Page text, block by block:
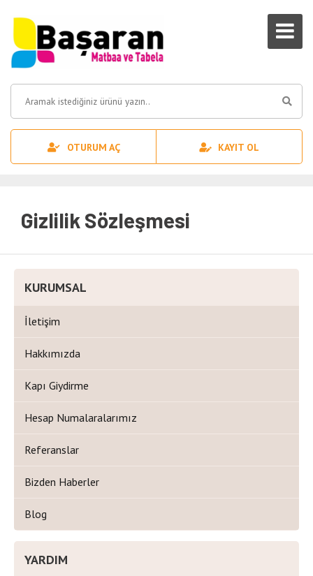
OTURUM AÇ KAYIT OL
Gizlilik Sözleşmesi
KURUMSAL
İletişim
Hakkımızda
Kapı Giydirme
Hesap Numalaralarımız
Referanslar
Bizden Haberler
Blog
YARDIM